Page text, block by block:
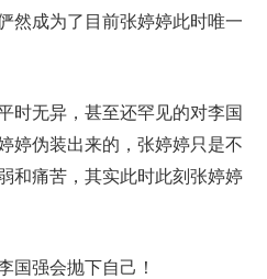
然成为了目前张婷婷此时唯一
时无异，甚至还罕见的对李国
婷伪装出来的，张婷婷只是不
和痛苦，其实此时此刻张婷婷
国强会抛下自己！